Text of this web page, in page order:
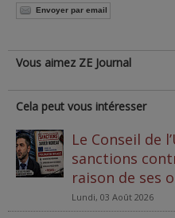
Envoyer par email
Vous aimez ZE Journal
Cela peut vous intéresser
Le Conseil de
sanctions
raison de ses
Lundi, 03 Août 2026